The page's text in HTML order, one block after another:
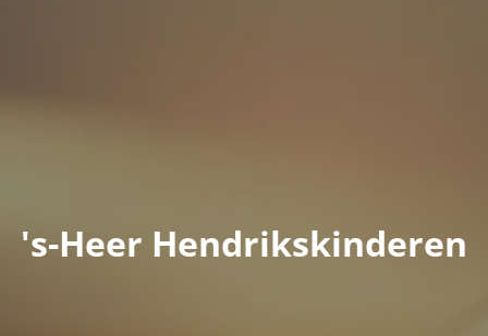
's-Heer Hendrikskinderen